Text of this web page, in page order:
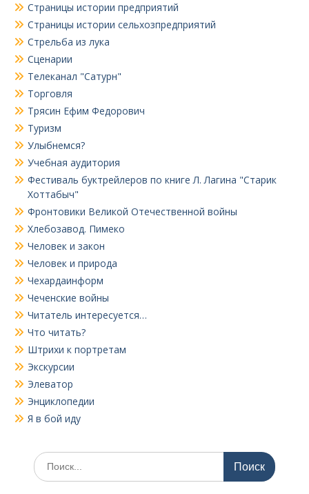
Страницы истории предприятий
Страницы истории сельхозпредприятий
Стрельба из лука
Сценарии
Телеканал "Сатурн"
Торговля
Трясин Ефим Федорович
Туризм
Улыбнемся?
Учебная аудитория
Фестиваль буктрейлеров по книге Л. Лагина "Старик
Хоттабыч"
Фронтовики Великой Отечественной войны
Хлебозавод. Пимеко
Человек и закон
Человек и природа
Чехардаинформ
Чеченские войны
Читатель интересуется…
Что читать?
Штрихи к портретам
Экскурсии
Элеватор
Энциклопедии
Я в бой иду
Поиск
по: